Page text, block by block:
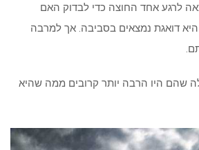
לרגע אחד החוצה כדי לבדוק האם
דואגת נמצאים בסביבה. אך למרבה
שהם היו הרבה יותר קרובים ממה שהיא